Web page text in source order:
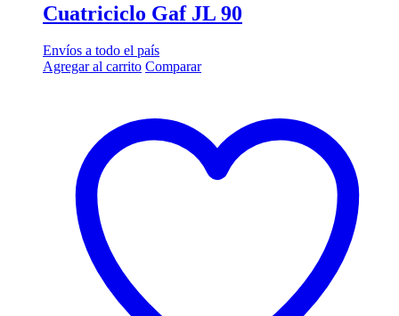
Cuatriciclo Gaf JL 90
Envíos a todo el país
Agregar al carrito Comparar